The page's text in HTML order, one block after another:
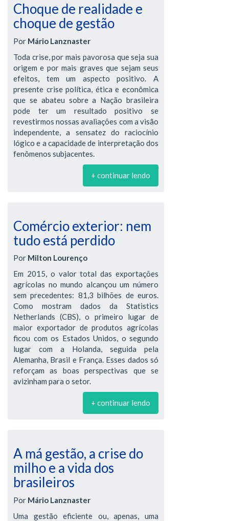
Choque de realidade e
choque de gestão
Por Mário Lanznaster
Toda crise, por mais pavorosa que seja sua
origem e por mais graves que sejam seus
efeitos, tem um aspecto positivo. A
presente crise política, ética e econômica
que se abateu sobre a Nação brasileira
pode ter um resultado positivo se
revestirmos nossas avaliações com a visão
independente, a sensatez do raciocínio
lógico e a capacidade de interpretação dos
fenômenos subjacentes.
+ continuar lendo
Comércio exterior: nem
tudo está perdido
Por Milton Lourenço
Em 2015, o valor total das exportações
agrícolas no mundo alcançou um número
sem precedentes: 81,3 bilhões de euros.
Como mostram dados da Statistics
Netherlands (CBS), o primeiro lugar de
maior exportador de produtos agrícolas
ficou com os Estados Unidos, o segundo
lugar com a Holanda, seguida pela
Alemanha, Brasil e França. Esses dados só
reforçam as boas perspectivas que se
avizinham para o setor.
+ continuar lendo
A má gestão, a crise do
milho e a vida dos
brasileiros
Por Mário Lanznaster
Uma gestão eficiente ou, apenas, uma